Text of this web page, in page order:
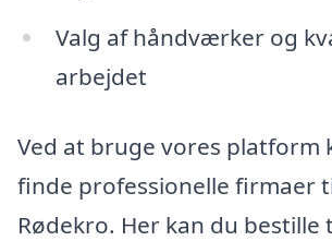
Valg af håndværker og
arbejdet
Ved at bruge vores platform
finde professionelle firmaer
Rødekro. Her kan du bestille